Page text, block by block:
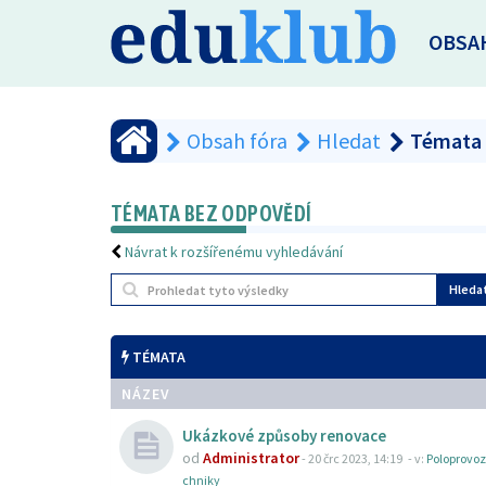
Obsah fóra Hledat
TÉMATA BEZ ODPOVĚDÍ
Návrat k rozšířenému vyhledávání
TÉMATA
NÁZEV
Ukázkové způsoby renovace
od Administrator- 20 črc 2023, 14:19 - v:
chniky